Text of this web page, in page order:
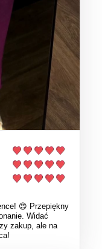
😍 Przepiękny
Widać
zakup, ale na